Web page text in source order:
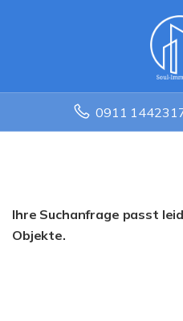
0911
Ihre Suchanfrage passt
Objekte.